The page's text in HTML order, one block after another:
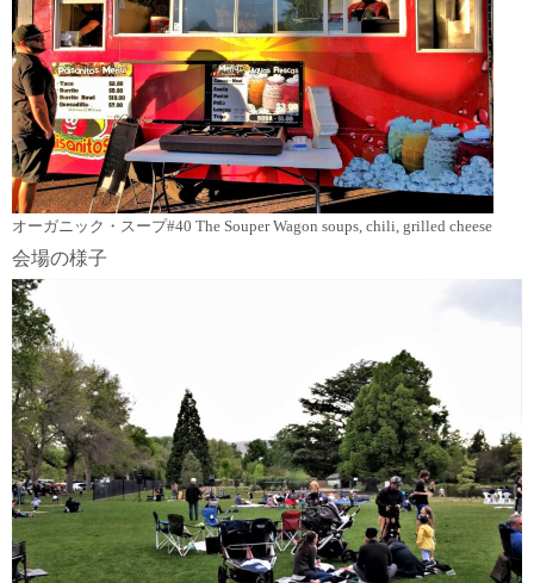
オーガニック・スープ#40 The Souper Wagon soups, chili, grilled cheese
会場の様子